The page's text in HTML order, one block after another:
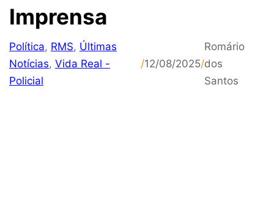
Imprensa
Política, RMS, Últimas
Notícias, Vida Real -
Policial
/12/08/2025/
Romário
dos
Santos